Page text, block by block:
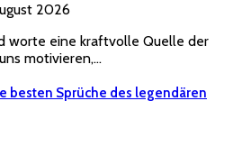
2026
worte eine kraftvolle Quelle der
motivieren,…
besten Sprüche des legendären